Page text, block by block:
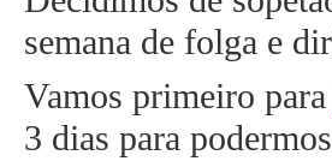
semana de folga e
Vamos primeiro para
3 dias para